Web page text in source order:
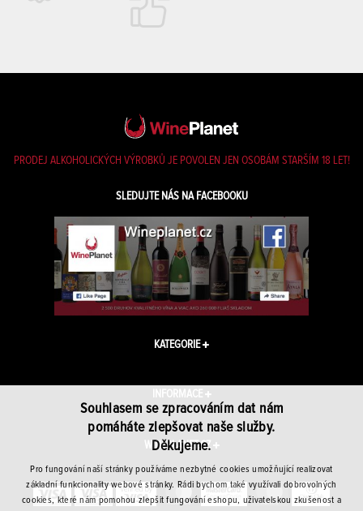
PRODEJ ALKOHOLICKÝCH VÝROBKŮ JE POVOLEN JEN OSOBÁM STARŠÍM 18 LET!
SLEDUJTE NÁS NA FACEBOOKU
KATEGORIE
INFORMACE
WINEPLANET.CZ
Souhlasem se zpracováním dat nám
pomáháte zlepšovat naše služby.
Děkujeme.
Pro fungování naší stránky používáme nezbytné cookies umožňující realizovat
základní funkcionality webové stránky. Rádi bychom také využívali dobrovolných
cookies, které nám pomohou zlepšit fungování eshopu, uživatelskou zkušenost a